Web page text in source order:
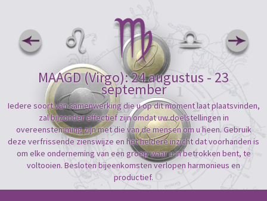
MAAGD (Virgo): 24 augustus - 23
september
Iedere soort van samenwerking die u op dit moment laat plaatsvinden,
zal bijzonder effectief zijn omdat uw doelstellingen in
overeenstemming zijn met die van de mensen om u heen. Gebruik
deze verfrissende zienswijze en het heldere inzicht dat voorhanden is
om elke onderneming van een groep waar u in betrokken bent, te
voltooien. Besloten bijeenkomsten verlopen harmonieus en
productief.